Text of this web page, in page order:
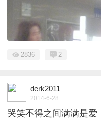
2836 2
derk2011
2014-6-28
哭笑不得之间满满是爱